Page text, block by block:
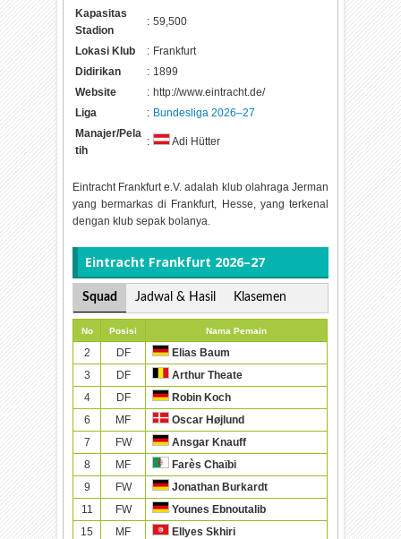
Kapasitas
Stadion
: 59,500
Lokasi Klub : Frankfurt
Didirikan
: 1899
Website
: http://www.eintracht.de/
Liga
: Bundesliga 2026–27
Manajer/Pela
tih
: Adi Hütter
Eintracht Frankfurt e.V. adalah klub olahraga Jerman
yang bermarkas di Frankfurt, Hesse, yang terkenal
dengan klub sepak bolanya.
Eintracht Frankfurt 2026–27
Squad Jadwal & Hasil Klasemen
No Posisi Nama Pemain
2 DF
Elias Baum
3
DF
Arthur Theate
4
DF
Robin Koch
6
MF
Oscar Højlund
7
FW
Ansgar Knauff
8
MF
Farès Chaïbi
9
FW
Jonathan Burkardt
11
FW
Younes Ebnoutalib
15
MF
Ellyes Skhiri